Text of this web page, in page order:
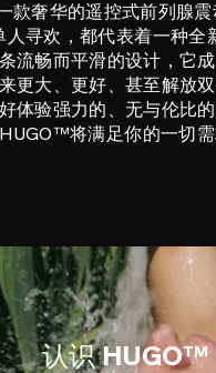
款奢华的遥控式前列腺
人寻欢，都代表着一种全
流畅而平滑的设计，它
更大、更好、甚至解放
体验强力的、无与伦比的
HUGO™将满足你的一切需
认识HUGO™